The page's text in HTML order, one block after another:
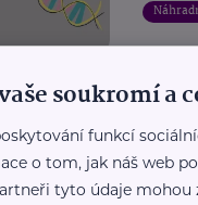
soukromí a
funkcí
o tom, jak náš web
tyto údaje